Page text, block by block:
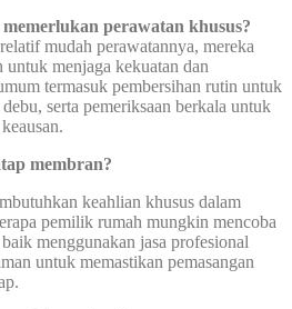
perawatan khusus?
mudah perawatannya, mereka
menjaga kekuatan dan
termasuk pembersihan rutin untuk
serta pemeriksaan berkala untuk
membran?
keahlian khusus dalam
pemilik rumah mungkin mencoba
menggunakan jasa profesional
untuk memastikan pemasangan